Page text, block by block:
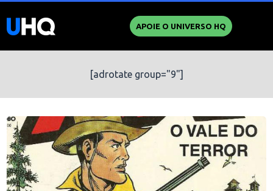
APOIE O UNIVERSO HQ
[adrotate group="9"]